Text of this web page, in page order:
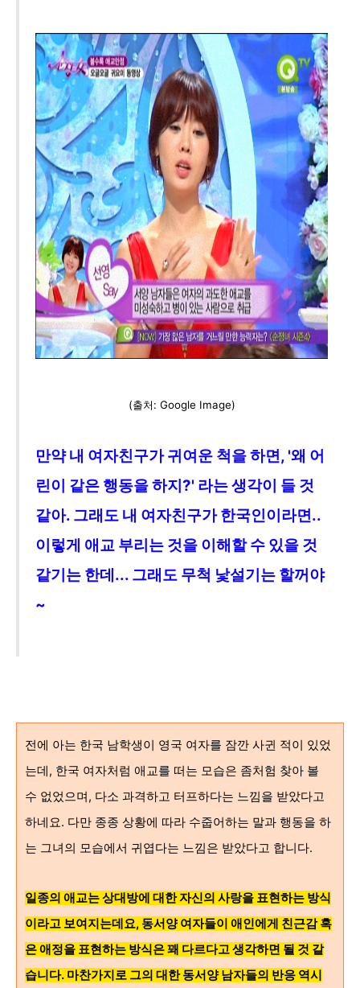
(출처: Google Image)
만약 내 여자친구가 귀여운 척을 하면, '왜 어
린이 같은 행동을 하지?' 라는 생각이 들 것
같아. 그래도 내 여자친구가 한국인이라면..
이렇게 애교 부리는 것을 이해할 수 있을 것
같기는 한데... 그래도 무척 낯설기는 할꺼야
~
전에 아는 한국 남학생이 영국 여자를 잠깐 사귄 적이 있었
는데, 한국 여자처럼 애교를 떠는 모습은 좀처험 찾아 볼
수 없었으며, 다소 과격하고 터프하다는 느낌을 받았다고
하네요. 다만 종종 상황에 따라 수줍어하는 말과 행동을 하
는 그녀의 모습에서 귀엽다는 느낌은 받았다고 합니다.
일종의 애교는 상대방에 대한 자신의 사랑을 표현하는 방식
이라고 보여지는데요, 동서양 여자들이 애인에게 친근감 혹
은 애정을 표현하는 방식은 꽤 다르다고 생각하면 될 것 같
습니다. 마찬가지로 그의 대한 동서양남자들의 반응 역시